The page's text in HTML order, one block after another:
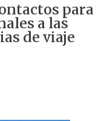
para
a las
de viaje